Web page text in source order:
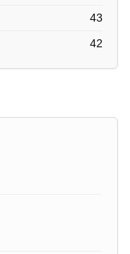
43
42